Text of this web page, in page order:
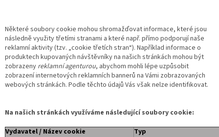
Některé soubory cookie mohou shromažďovat informace, které jsou
následně využity třetími stranami a které např. přímo podporují naše
reklamní aktivity (tzv. „cookie třetích stran“). Například informace o
produktech kupovaných návštěvníky na našich stránkách mohou být
zobrazeny reklamní agenturou, abychom mohli lépe uzpůsobit
zobrazení internetových reklamních bannerů na Vámi zobrazovaných
webových stránkách. Podle těchto údajů Vás však nelze identifikovat.
Na našich stránkách využíváme následující soubory cookie:
Vydavatel / Název cookie
Typ